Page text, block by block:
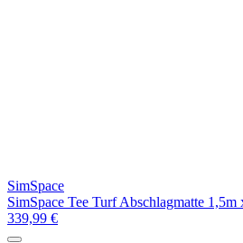
SimSpace
SimSpace Tee Turf Abschlagmatte 1,5m
339,99 €